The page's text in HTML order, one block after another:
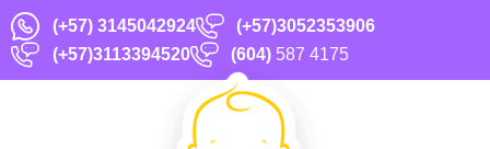
(+57) 3145042924
(+57)3052353906
(+57)3113394520
(604) 587 4175